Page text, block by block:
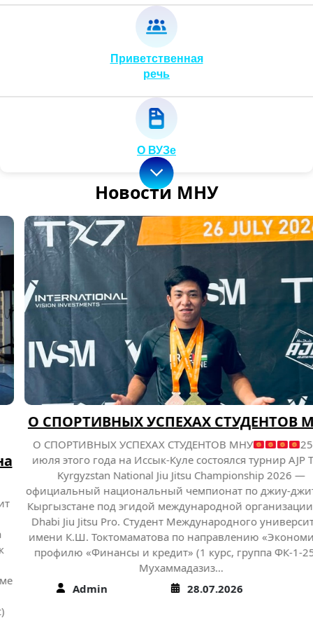
Приветственная
речь
О ВУЗе
Новости МНУ
О СПОРТИВНЫХ УСПЕХАХ СТУДЕНТОВ МНУ
О СПОРТИВНЫХ УСПЕХАХ СТУДЕНТОВ МНУ
25-26
июля этого года на Иссык-Куле состоялся турнир AJP Tour
Kyrgyzstan National Jiu Jitsu Championship 2026 —
официальный национальный чемпионат по джиу-джитсу в
Кыргызстане под эгидой международной организации Abu
Dhabi Jiu Jitsu Pro. Студент Международного университета
имени К.Ш. Токтомаматова по направлению «Экономика»,
профилю «Финансы и кредит» (1 курс, группа ФК-1-25М)
Мухаммадазиз…
Admin
28.07.2026